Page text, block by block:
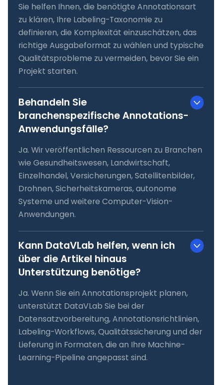
Sie helfen Ihnen, die benötigte Annotationsart
zu klären, Ihre Labeling-Taxonomie zu
definieren, die Komplexität einzuschätzen, das
richtige Ausgabeformat zu wählen und typische
Qualitätsprobleme zu vermeiden, bevor Sie ein
Projekt starten.
Behandeln Sie
branchenspezifische Annotations-
Anwendungsfälle?
Ja. Wir veröffentlichen Ressourcen zu Branchen
wie Gesundheitswesen, Landwirtschaft,
Einzelhandel, Versicherungen, Satellitenbilder,
Drohnen, Sicherheitskameras, autonome
Systeme und weitere Computer-Vision-
Anwendungen.
Kann DataVLab helfen, wenn ich
über die Artikel hinaus
Unterstützung benötige?
Ja. Wenn Sie ein Annotationsprojekt planen,
unterstützt DataVLab Sie bei der
Datensatzvorbereitung, Annotationsrichtlinien,
Labeling-Workflows, Qualitätssicherung und der
Lieferung in Formaten, die an Ihre Machine-
Learning-Pipeline angepasst sind.